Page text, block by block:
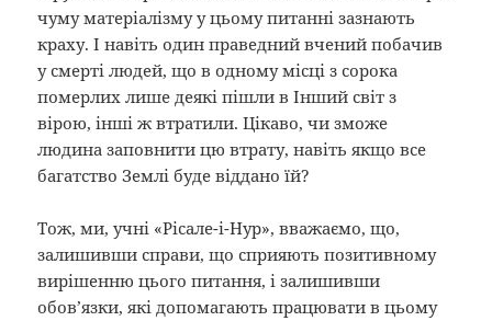
чуму матеріалізму у цьому питанні зазнають
краху. І навіть один праведний вчений побачив
у смерті людей, що в одному місці з сорока
померлих лише деякі пішли в Інший світ з
вірою, інші ж втратили. Цікаво, чи зможе
людина заповнити цю втрату, навіть якщо все
багатство Землі буде віддано їй?
Тож, ми, учні «Рісале-і-Нур», вважаємо, що,
залишивши справи, що сприяють позитивному
вирішенню цього питання, і залишивши
обов’язки, які допомагають працювати в цьому